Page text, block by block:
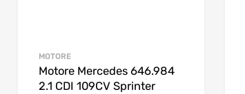
MOTORE
Motore Mercedes 646.984
2.1 CDI 109CV Sprinter